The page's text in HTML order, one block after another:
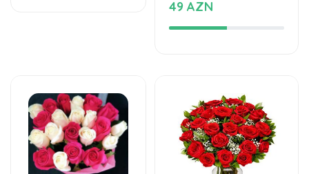
Gül buketləri
Sevgi rəngarəngliyi
Güldanda Güllər